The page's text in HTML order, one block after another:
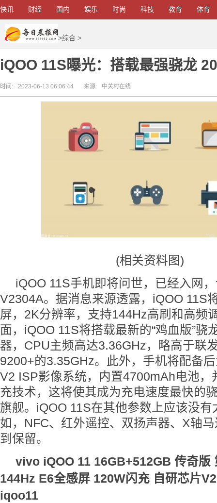
快讯 财经 国内 娱乐 时尚 科技 教育 体育
>综合 >
iQOO 11S曝光：搭载最强骁龙
时间: 2023-06-13 06:06:44 来源: 中关村在线
(相关资料图)
iQOO 11S手机即将问世，已经入网
V2304A。据消息来源透露，iQOO 11S
屏，2K分辨率，支持144Hz高刷和高频
面，iQOO 11S将搭载最新的“鸡血版”骁
器，CPU主频高达3.36GHz，略高于联
9200+的3.35GHz。此外，手机将配备
V2 ISP影像系统，内置4700mAh电池，
充技术，这将使其成为充电速度最快的
旗舰。iQOO 11S在其他参数上应该没有
如，NFC、红外遥控、双扬声器、X轴
到保留。
vivo iQOO 11 16GB+512GB 传奇版
144Hz E6全感屏 120W闪充 自研芯片
iqoo11